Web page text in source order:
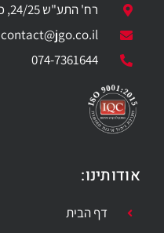
רח' התע"ש 24/25, כ"ס 44641
contact@jgo.co.il
074-7361644
אודותינו:
דף הבית